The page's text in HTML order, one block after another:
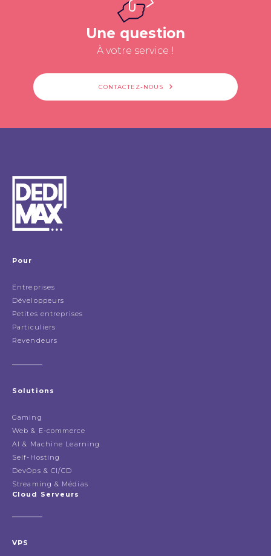
Une question
À votre service !
CONTACTEZ-NOUS
Pour
Entreprises
Développeurs
Petites entreprises
Particuliers
Revendeurs
Solutions
Gaming
Web & E-commerce
AI & Machine Learning
Self-Hosting
DevOps & CI/CD
Streaming & Médias
Cloud Serveurs
VPS